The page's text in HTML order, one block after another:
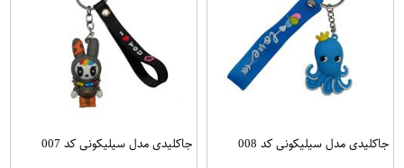
جاکلیدی مدل سیلیکونی کد 008 جاکلیدی مدل سیلیکونی کد 007